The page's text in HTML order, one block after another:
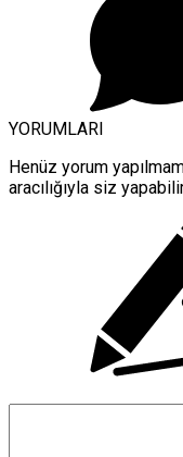
YORUMLARI
Henüz yorum
aracılığıyla siz